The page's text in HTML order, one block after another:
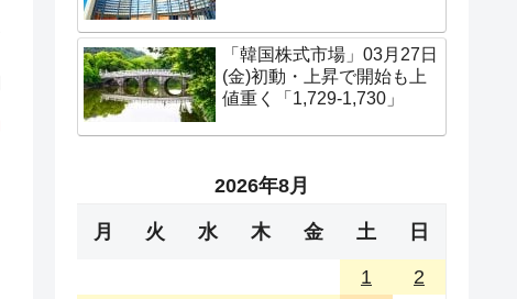
「韓国株式市場」03月27日
(金)初動・上昇で開始も上
値重く「1,729-1,730」
2026年8月
月 火 水 木 金 土 日
1
2